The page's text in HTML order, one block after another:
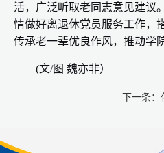
活，广泛听取老同志意见建议
情做好离退休党员服务工作，
传承老一辈优良作风，推动学
(文/图 魏亦非）
下一条：